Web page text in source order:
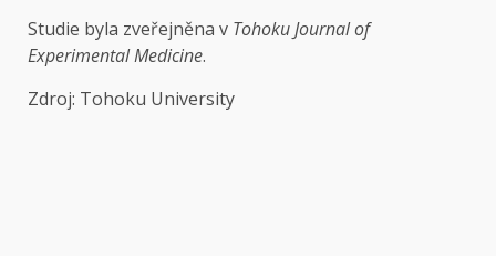
Studie byla zveřejněna v Tohoku Journal of
Experimental Medicine.
Zdroj: Tohoku University